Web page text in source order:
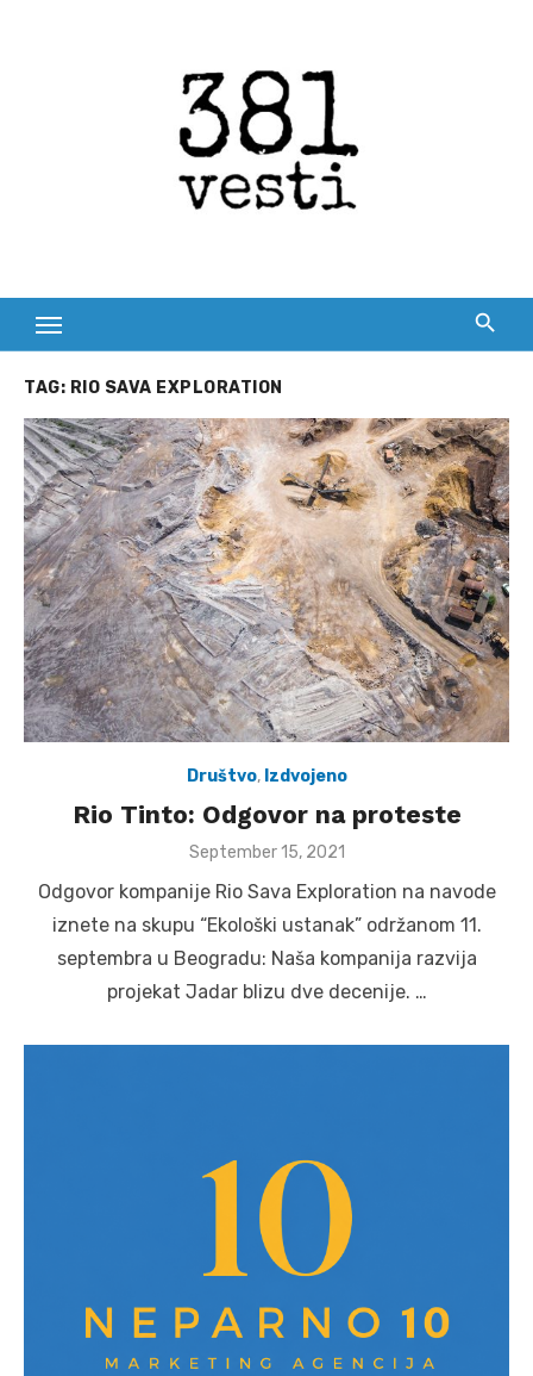
TAG: RIO SAVA EXPLORATION
Društvo, Izdvojeno
Rio Tinto: Odgovor na proteste
Posted
September 15, 2021
Odgovor kompanije Rio Sava Exploration na navode
iznete na skupu “Ekološki ustanak” održanom 11.
septembra u Beogradu: Naša kompanija razvija
projekat Jadar blizu dve decenije. …